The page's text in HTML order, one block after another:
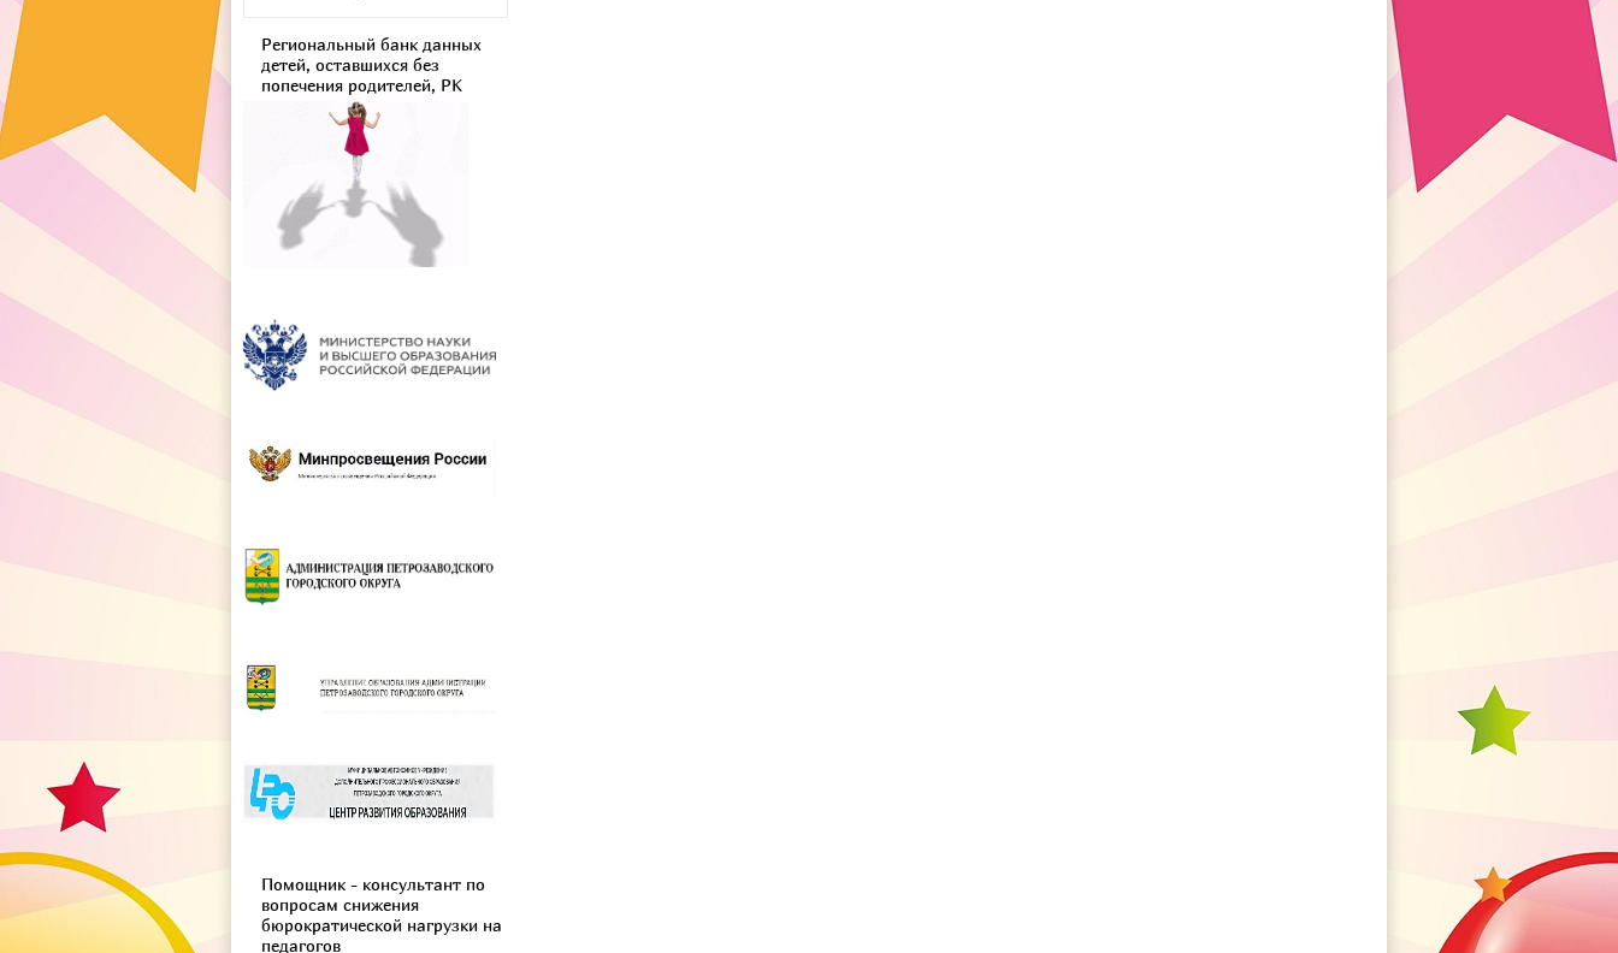
Региональный банк данных
детей, оставшихся без
попечения родителей, РК
Помощник - консультант по
вопросам снижения
бюрократической нагрузки на
педагогов